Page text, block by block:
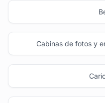
Cabinas de fotos y